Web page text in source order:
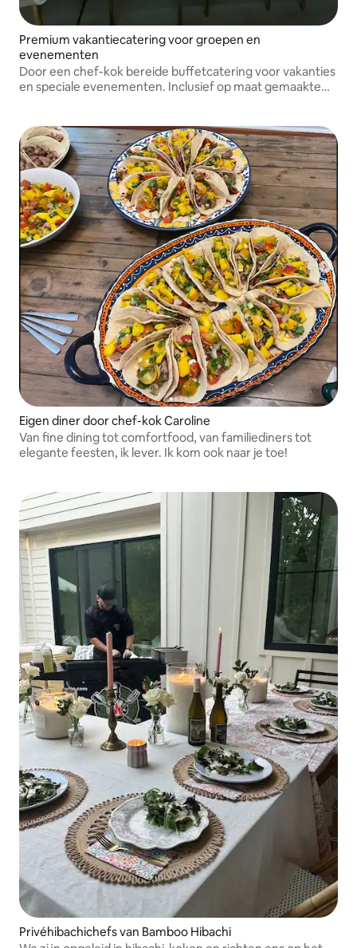
Premium vakantiecatering voor groepen en
evenementen
Door een chef-kok bereide buffetcatering voor vakanties
en speciale evenementen. Inclusief op maat gemaakte
Eigen diner door chef-kok Caroline
Van fine dining tot comfortfood, van familiediners tot
elegante feesten, ik lever. Ik kom ook naar je toe!
Privéhibachichefs van Bamboo Hibachi